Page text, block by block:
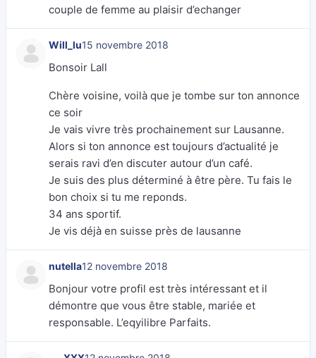
couple de femme au plaisir d’echanger
Will_lu15 novembre 2018
Bonsoir Lall
Chère voisine, voilà que je tombe sur ton annonce
ce soir
Je vais vivre très prochainement sur Lausanne.
Alors si ton annonce est toujours d’actualité je
serais ravi d’en discuter autour d’un café.
Je suis des plus déterminé à être père. Tu fais le
bon choix si tu me reponds.
34 ans sportif.
Je vis déjà en suisse près de lausanne
nutella12 novembre 2018
Bonjour votre profil est très intéressant et il
démontre que vous être stable, mariée et
responsable. L’eqyilibre Parfaits.